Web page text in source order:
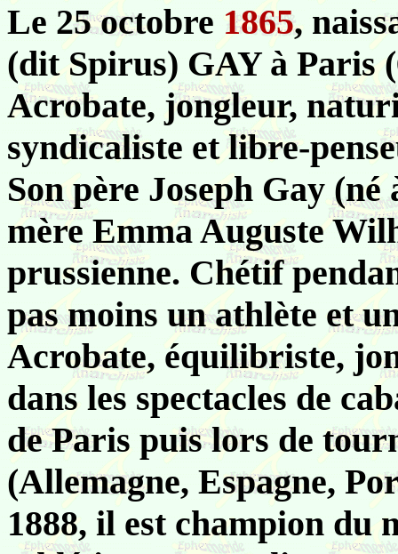
Le 25 octobre 1865,
(dit Spirus) GAY à Paris
Acrobate, jongleur,
syndicaliste et libre-
Son père Joseph Gay
mère Emma Auguste
prussienne. Chétif
pas moins un athlète et
Acrobate, équilibriste,
dans les spectacles de
de Paris puis lors de
(Allemagne, Espagne,
1888, il est champion du